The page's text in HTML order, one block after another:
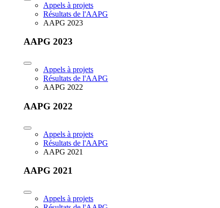
Appels à projets
Résultats de l'AAPG
AAPG 2023
AAPG 2023
Appels à projets
Résultats de l'AAPG
AAPG 2022
AAPG 2022
Appels à projets
Résultats de l'AAPG
AAPG 2021
AAPG 2021
Appels à projets